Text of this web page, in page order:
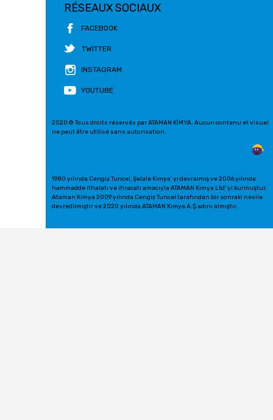
RÉSEAUX SOCIAUX
FACEBOOK
TWITTER
INSTAGRAM
YOUTUBE
2020 © Tous droits réservés par ATAMAN KİMYA. Aucun contenu et visuel
ne peut être utilisé sans autorisation.
1980 yılında Cengiz Tuncel, Şelale Kimya' yı devralmış ve 2006 yılında
hammadde ithalatı ve ihracatı amacıyla ATAMAN Kimya Ltd' yi kurmuştur.
Ataman Kimya 2009 yılında Cengiz Tuncel tarafından bir sonraki nesile
devredilmiştir ve 2020 yılında ATAMAN Kimya A.Ş adını almıştır.